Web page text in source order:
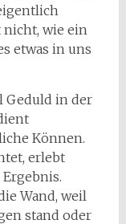
nicht, wie ein
etwas in uns
Geduld in der
Können.
erlebt
Wand, weil
stand oder